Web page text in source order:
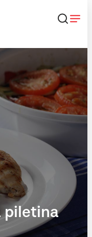
piletina